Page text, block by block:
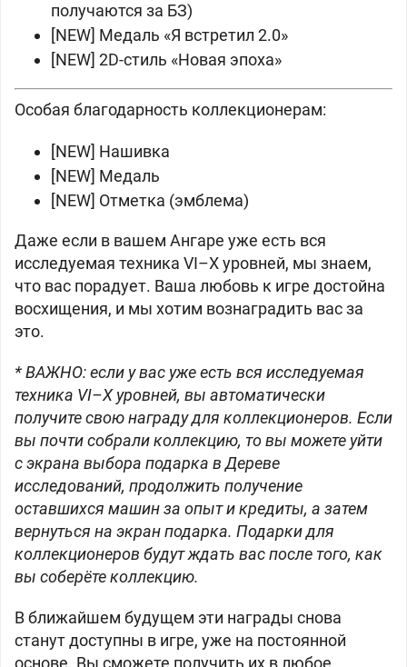
получаются за БЗ)
[NEW] Медаль «Я встретил 2.0»
[NEW] 2D-стиль «Новая эпоха»
Особая благодарность коллекционерам:
[NEW] Нашивка
[NEW] Медаль
[NEW] Отметка (эмблема)
Даже если в вашем Ангаре уже есть вся
исследуемая техника VI–X уровней, мы знаем,
что вас порадует. Ваша любовь к игре достойна
восхищения, и мы хотим вознаградить вас за
это.
* ВАЖНО: если у вас уже есть вся исследуемая
техника VI–X уровней, вы автоматически
получите свою награду для коллекционеров. Если
вы почти собрали коллекцию, то вы можете уйти
с экрана выбора подарка в Дереве
исследований, продолжить получение
оставшихся машин за опыт и кредиты, а затем
вернуться на экран подарка. Подарки для
коллекционеров будут ждать вас после того, как
вы соберёте коллекцию.
В ближайшем будущем эти награды снова
станут доступны в игре, уже на постоянной
основе. Вы сможете получить их в любое